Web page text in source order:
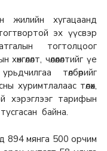
жилийн хугацаанд
эх үүсвэр
тогтолцоог
чөлөөлөлтийг үе
төлбөрийг
хуримтлалаас төлөх,
хэрэглээг тарифын
байна.
894 мянга 500 орчим